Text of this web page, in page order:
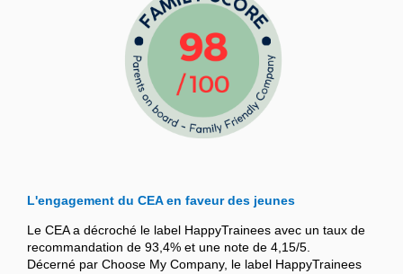
L'engagement du CEA en faveur des jeunes
Le CEA a décroché le label HappyTrainees avec un taux de
recommandation de 93,4% et une note de 4,15/5.
Décerné par Choose My Company, le label HappyTrainees